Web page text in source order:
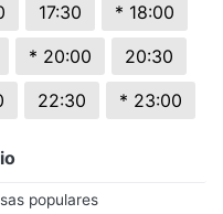
17:30
* 18:00
* 20:00
20:30
22:30 * 23:00
populares